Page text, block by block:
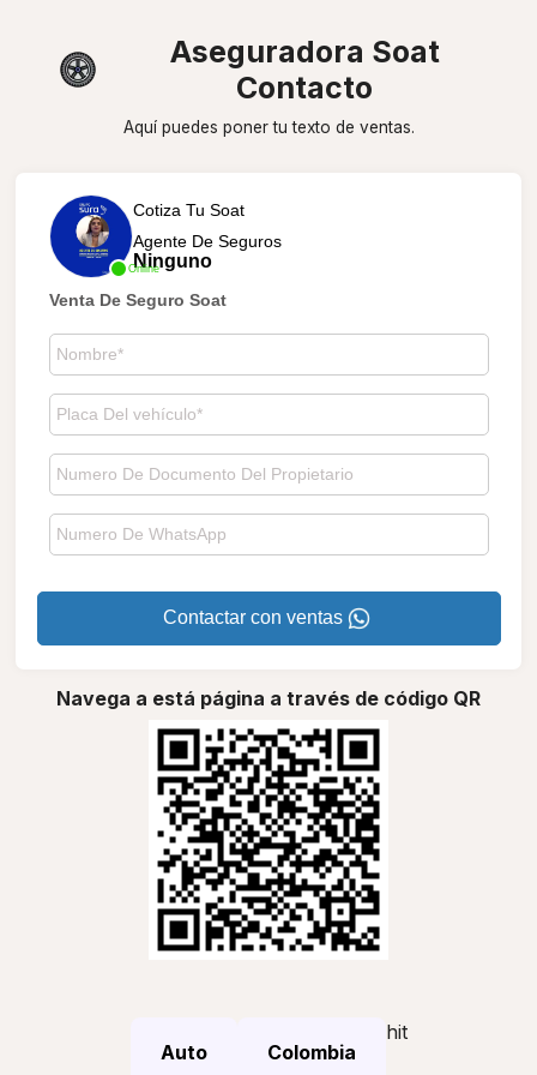
Aseguradora Soat
Contacto
Aquí puedes poner tu texto de ventas.
Online
Cotiza Tu Soat
Agente De Seguros
Ninguno
Venta De Seguro Soat
Contactar con ventas
Navega a está página a través de código QR
Auto Colombia
hit